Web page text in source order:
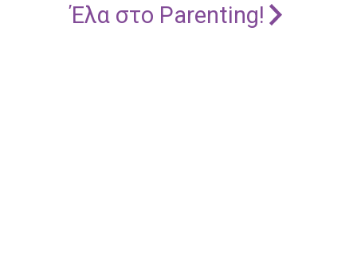
Έλα στο Parenting!